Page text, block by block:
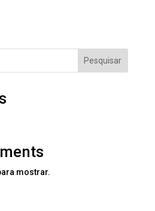
Pesquisar
mostrar.